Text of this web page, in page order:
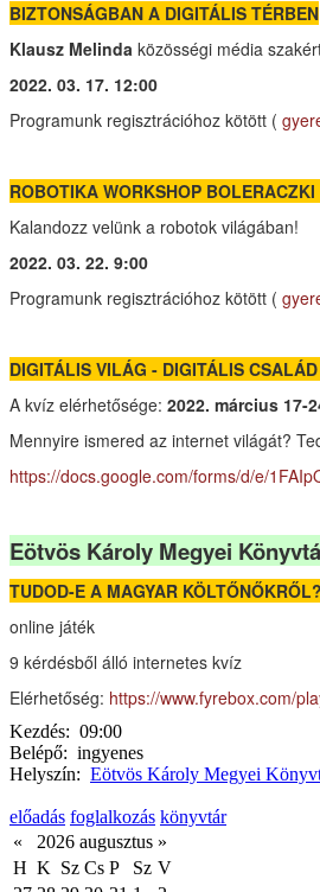
BIZTONSÁGBAN A DIGITÁLIS TÉRBEN
Klausz Melinda közösségi média
2022. 03. 17. 12:00
Programunk regisztrációhoz kötött (
ROBOTIKA WORKSHOP
Kalandozz velünk a robotok világában!
2022. 03. 22. 9:00
Programunk regisztrációhoz kötött (
DIGITÁLIS VILÁG - DIGITÁLIS
A kvíz elérhetősége: 2022. március 17-
Mennyire ismered az internet világát?
https://docs.google.com/forms/d/e/
Eötvös Károly Megyei
TUDOD-E A MAGYAR KÖLTŐNŐKRŐL?
online játék
9 kérdésből álló internetes kvíz
Elérhetőség: https://www.fyrebox.com/
Kezdés: 09:00
Belépő: ingyenes
Helyszín: Eötvös Károly Megyei
előadás foglalkozás könyvtár
«
2026 augusztus »
H K Sz Cs P Sz V